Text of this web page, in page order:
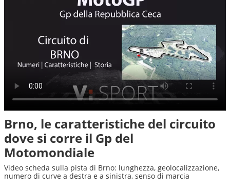
Brno, le caratteristiche del circuito
dove si corre il Gp del
Motomondiale
Video scheda sulla pista di Brno: lunghezza, geolocalizzazione,
numero di curve a destra e a sinistra, senso di marcia